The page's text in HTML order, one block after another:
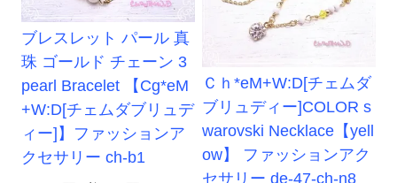
ブレスレット パール 真
珠 ゴールド チェーン 3
pearl Bracelet 【Cg*eM
+W:D[チェムダブリュデ
ィー]】ファッションア
クセサリー ch-b1
Ｃｈ*eM+W:D[チェムダ
ブリュディー]COLOR s
warovski Necklace【yell
ow】 ファッションアク
セサリー de-47-ch-n8